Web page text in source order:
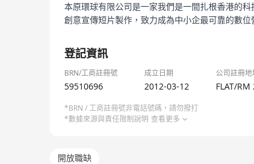
本原環球有限公司是一家我們是一間扎根香港的
創意宣傳短片製作，致力成為中小企最可靠的數位
登記資訊
BRN/工商註冊號 成立日期 公司註冊地
59510696 2012-03-12 FLAT/
*BRN / 工商註冊號非電話號碼，請勿撥打
*數據來源與責任限制說明 查看更多
開放職缺